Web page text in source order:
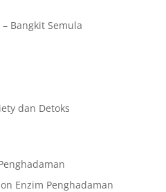
Bangkit Semula
dan Detoks
on Enzim Penghadaman